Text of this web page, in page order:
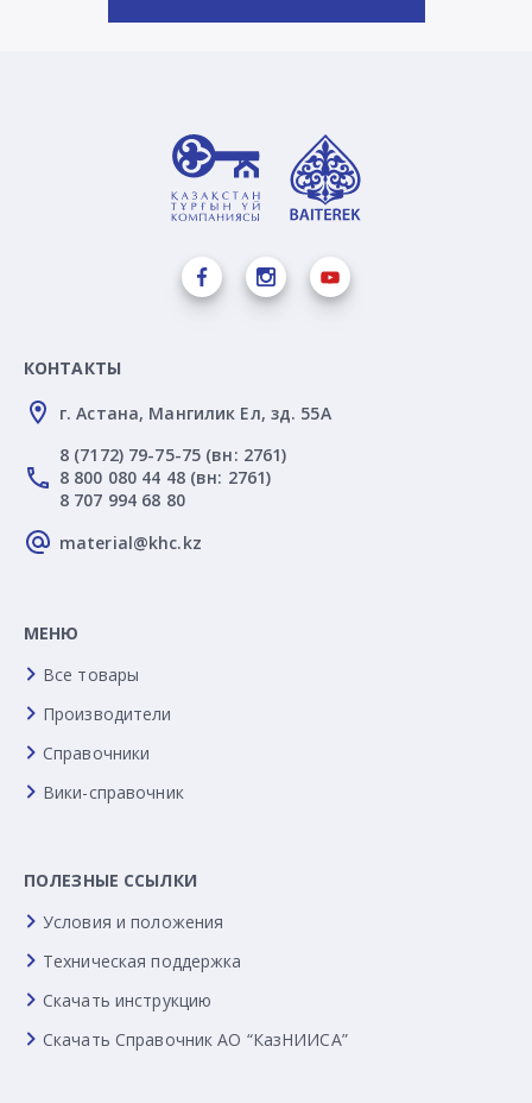
КОНТАКТЫ
г. Астана, Мангилик Ел, зд. 55А
8 (7172) 79-75-75 (вн: 2761)
8 800 080 44 48 (вн: 2761)
8 707 994 68 80
material@khc.kz
МЕНЮ
Все товары
Производители
Справочники
Вики-справочник
ПОЛЕЗНЫЕ ССЫЛКИ
Условия и положения
Техническая поддержка
Скачать инструкцию
Скачать Справочник АО “КазНИИСА”